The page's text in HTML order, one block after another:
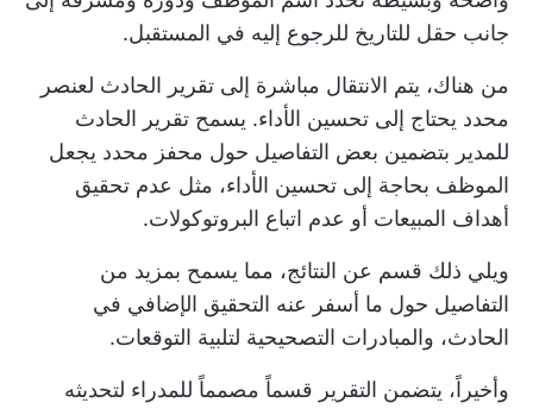
جانب حقل للتاريخ للرجوع إليه في المستقبل.
من هناك، يتم الانتقال مباشرة إلى تقرير الحادث لعنصر
محدد يحتاج إلى تحسين الأداء. يسمح تقرير الحادث
للمدير بتضمين بعض التفاصيل حول محفز محدد يجعل
الموظف بحاجة إلى تحسين الأداء، مثل عدم تحقيق
أهداف المبيعات أو عدم اتباع البروتوكولات.
ويلي ذلك قسم عن النتائج، مما يسمح بمزيد من
التفاصيل حول ما أسفر عنه التحقيق الإضافي في
الحادث، والمبادرات التصحيحية لتلبية التوقعات.
وأخيراً، يتضمن التقرير قسماً مصمماً للمدراء لتحديثه